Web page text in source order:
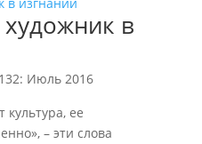
в
132: Июль 2016
культура, ее
– эти слова